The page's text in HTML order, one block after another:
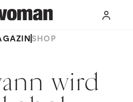
SHOP
wird